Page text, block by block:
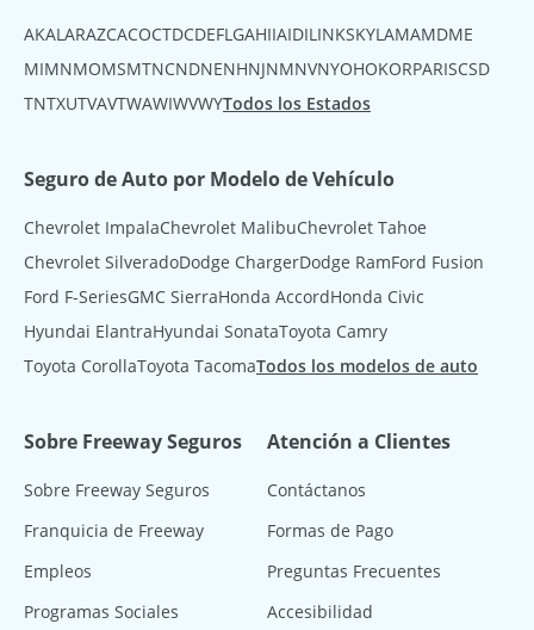
AKAL ARAZCACOCTDCDEFL GAHIIAIDIL INKSKYLAMAMDME
MIMNMOMSMTNCNDNENHNJNMNVNYOHOKORPARISCSD
TNTXUTVAVTWAWIWVWYTodos los Estados
Seguro de Auto por Modelo de Vehículo
Chevrolet ImpalaChevrolet MalibuChevrolet Tahoe
Chevrolet SilveradoDodge ChargerDodge RamFord Fusion
Ford F-SeriesGMC SierraHonda AccordHonda Civic
Hyundai ElantraHyundai SonataToyota Camry
Toyota CorollaToyota TacomaTodos los modelos de auto
Sobre Freeway Seguros
Sobre Freeway Seguros
Franquicia de Freeway
Empleos
Programas Sociales
Atención a Clientes
Contáctanos
Formas de Pago
Preguntas Frecuentes
Accesibilidad